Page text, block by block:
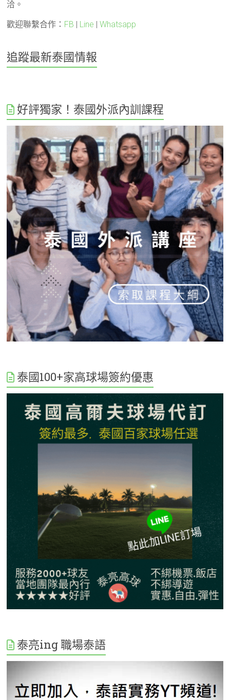
洽。
歡迎聯繫合作： FB | Line |Whatsapp
追蹤最新泰國情報
好評獨家！泰國外派內訓課程
泰國100+家高球場簽約優惠
泰亮ing 職場泰語